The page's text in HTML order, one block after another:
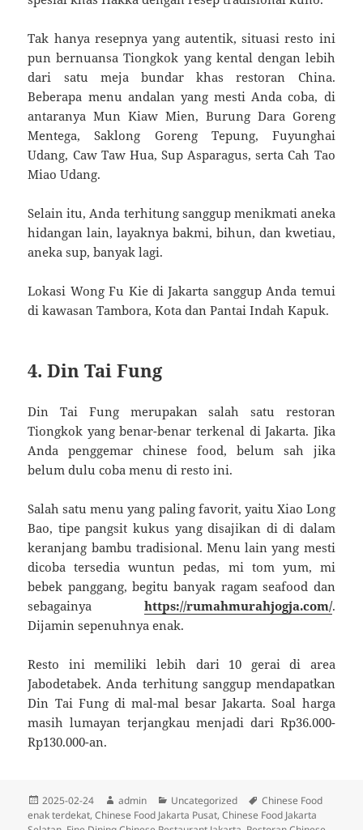
Tak hanya resepnya yang autentik, situasi resto ini
pun bernuansa Tiongkok yang kental dengan lebih
dari satu meja bundar khas restoran China.
Beberapa menu andalan yang mesti Anda coba, di
antaranya Mun Kiaw Mien, Burung Dara Goreng
Mentega, Saklong Goreng Tepung, Fuyunghai
Udang, Caw Taw Hua, Sup Asparagus, serta Cah Tao
Miao Udang.
Selain itu, Anda terhitung sanggup menikmati aneka
hidangan lain, layaknya bakmi, bihun, dan kwetiau,
aneka sup, banyak lagi.
Lokasi Wong Fu Kie di Jakarta sanggup Anda temui
di kawasan Tambora, Kota dan Pantai Indah Kapuk.
4. Din Tai Fung
Din Tai Fung merupakan salah satu restoran
Tiongkok yang benar-benar terkenal di Jakarta. Jika
Anda penggemar chinese food, belum sah jika
belum dulu coba menu di resto ini.
Salah satu menu yang paling favorit, yaitu Xiao Long
Bao, tipe pangsit kukus yang disajikan di di dalam
keranjang bambu tradisional. Menu lain yang mesti
dicoba tersedia wuntun pedas, mi tom yum, mi
bebek panggang, begitu banyak ragam seafood dan
sebagainya https://rumahmurahjogja.com/.
Dijamin sepenuhnya enak.
Resto ini memiliki lebih dari 10 gerai di area
Jabodetabek. Anda terhitung sanggup mendapatkan
Din Tai Fung di mal-mal besar Jakarta. Soal harga
masih lumayan terjangkau menjadi dari Rp36.000-
Rp130.000-an.
Diposkan
pada
2025-02-24 Penulis
admin Kategori
Uncategorized Tag
Chinese Food
enak terdekat,Chinese Food Jakarta Pusat,Chinese Food Jakarta